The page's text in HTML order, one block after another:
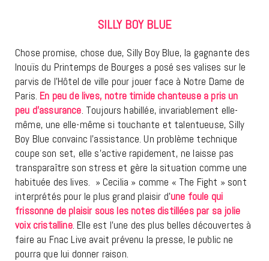
SILLY BOY BLUE
Chose promise, chose due, Silly Boy Blue, la gagnante des
Inouïs du Printemps de Bourges a posé ses valises sur le
parvis de l’Hôtel de ville pour jouer face à Notre Dame de
Paris. En peu de lives, notre timide chanteuse a pris un
peu d’assurance. Toujours habillée, invariablement elle-
même, une elle-même si touchante et talentueuse, Silly
Boy Blue convainc l’assistance. Un problème technique
coupe son set, elle s’active rapidement, ne laisse pas
transparaître son stress et gère la situation comme une
habituée des lives. » Cecilia » comme « The Fight » sont
interprétés pour le plus grand plaisir d’une foule qui
frissonne de plaisir sous les notes distillées par sa jolie
voix cristalline. Elle est l’une des plus belles découvertes à
faire au Fnac Live avait prévenu la presse, le public ne
pourra que lui donner raison.